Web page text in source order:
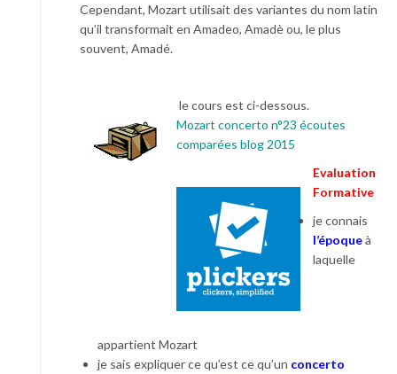
Cependant, Mozart utilisait des variantes du nom latin
qu’il transformait en Amadeo, Amadè ou, le plus
souvent, Amadé.
le cours est ci-dessous.
Mozart concerto n°23 écoutes
comparées blog 2015
Evaluation
Formative
je connais
l’époqueà
laquelle
appartient Mozart
je sais expliquer ce qu’est ce qu’un concerto